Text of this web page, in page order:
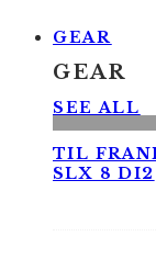
GEAR
GEAR
SEE ALL
TIL
SLX 8 DI2